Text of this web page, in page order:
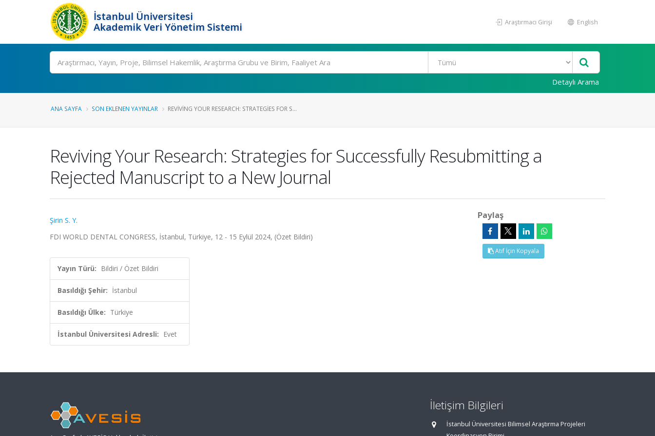
İstanbul Üniversitesi
Akademik Veri Yönetim Sistemi
Araştırmacı Girişi English
Ara
Detaylı Arama
ANA SAYFA SON EKLENEN YAYINLAR REVIVING YOUR RESEARCH: STRATEGIES FOR S...
Reviving Your Research: Strategies for Successfully Resubmitting a
Rejected Manuscript to a New Journal
Şirin S. Y.
FDI WORLD DENTAL CONGRESS, İstanbul, Türkiye, 12 - 15 Eylül 2024, (Özet Bildiri)
Yayın Türü: Bildiri / Özet Bildiri
Basıldığı Şehir: İstanbul
Basıldığı Ülke: Türkiye
İstanbul Üniversitesi Adresli: Evet
Paylaş
Atıf İçin Kopyala
İletişim Bilgileri
İstanbul Üniversitesi Bilimsel Araştırma Projeleri